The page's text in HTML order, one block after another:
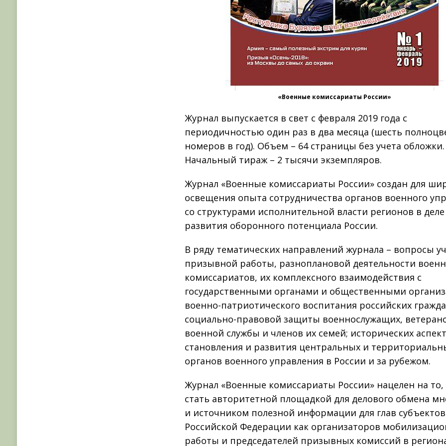
«Военные комиссариаты России»
Журнал выпускается в свет с февраля 2019 года с
периодичностью один раз в два месяца (шесть
номеров в год). Объем – 64 страницы без учета обложки.
Начальный тираж – 2 тысячи экземпляров.
Журнал «Военные комиссариаты России» создан для
освещения опыта сотрудничества органов военного
со структурами исполнительной власти регионов в деле
развития оборонного потенциала России.
В ряду тематических направлений журнала – вопросы
призывной работы, разноплановой деятельности
комиссариатов, их комплексного взаимодействия с
государственными органами и общественными
военно-патриотического воспитания российских
социально-правовой защиты военнослужащих,
военной службы и членов их семей; исторических
становления и развития центральных и
органов военного управления в России и за рубежом.
Журнал «Военные комиссариаты России» нацелен на
стать авторитетной площадкой для делового обмена
и источником полезной информации для глав субъектов
Российской Федерации как организаторов
работы и председателей призывных комиссий в